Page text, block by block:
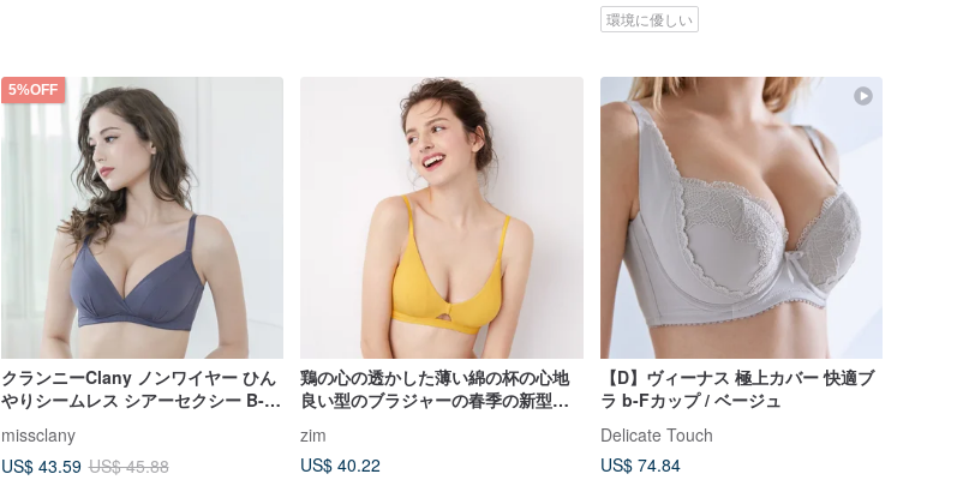
環境に優しい
5%OFF
クランニーClany ノンワイヤー ひん
やりシームレス シアーセクシー B-D
ブラ シャールグレー 6992-62
missclany
US$ 43.59 US$ 45.88
鶏の心の透かした薄い綿の杯の心地
良い型のブラジャーの春季の新型は
ーな下着がありません
zim
US$ 40.22
【D】ヴィーナス 極上カバー 快適ブ
ラ b-Fカップ / ベージュ
Delicate Touch
US$ 74.84